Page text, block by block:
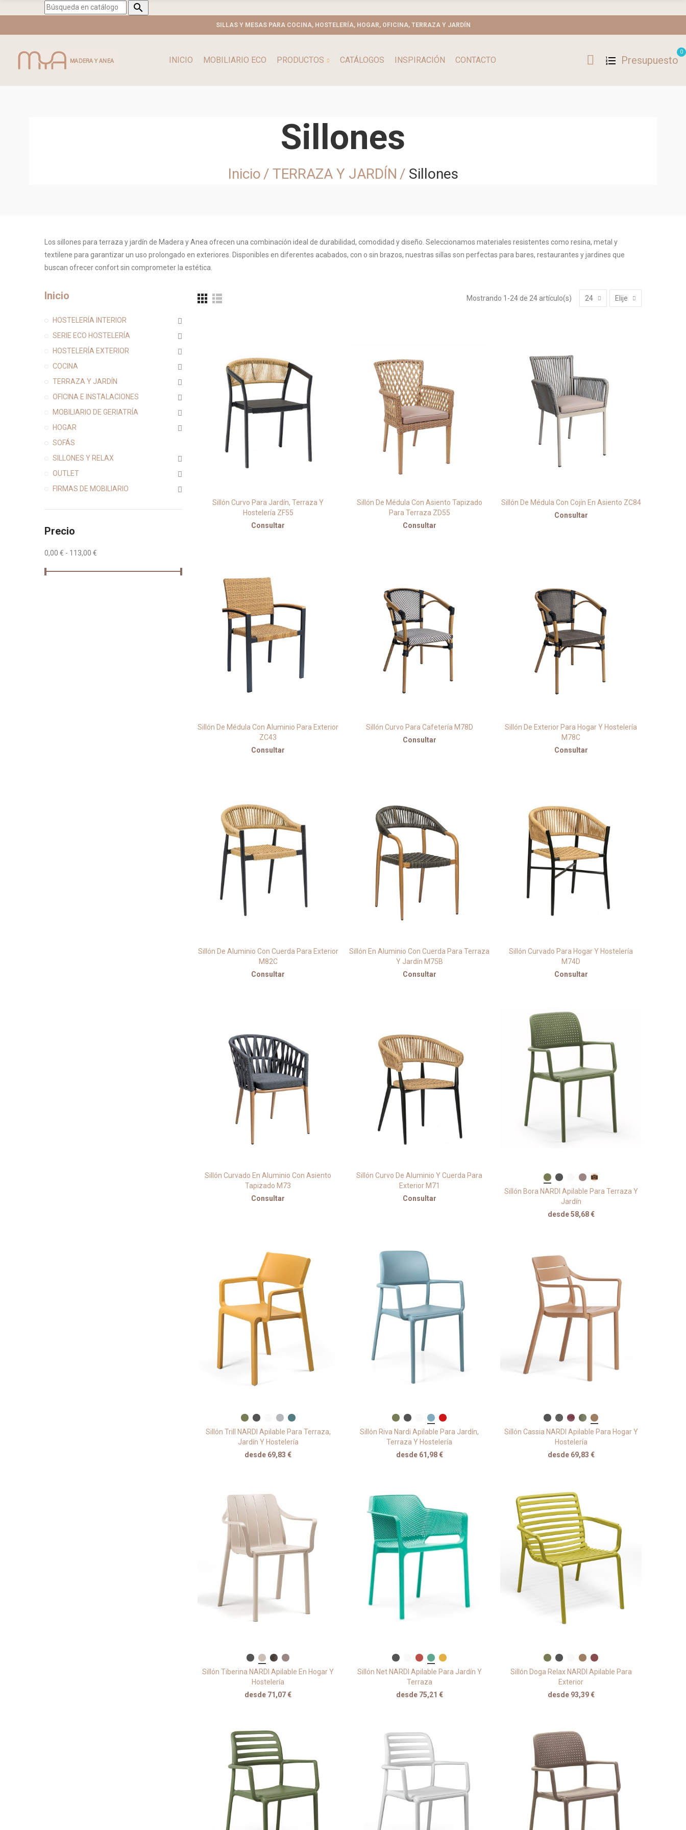

SILLAS Y MESAS PARA COCINA, HOSTELERÍA, HOGAR, OFICINA, TERRAZA Y JARDÍN
INICIO MOBILIARIO ECO PRODUCTOS CATÁLOGOS INSPIRACIÓN CONTACTO Presupuesto
0
Sillones
Inicio TERRAZA Y JARDÍN Sillones
Los sillones para terraza y jardín de Madera y Anea ofrecen una combinación ideal de durabilidad, comodidad y diseño. Seleccionamos materiales resistentes como resina, metal y
textilene para garantizar un uso prolongado en exteriores. Disponibles en diferentes acabados, con o sin brazos, nuestras sillas son perfectas para bares, restaurantes y jardines que
buscan ofrecer confort sin comprometer la estética.
Mostrando 1-24 de 24 artículo(s) 24 Elije
Sillón Curvo Para Jardín, Terraza Y
Hostelería ZF55
Consultar
Sillón De Médula Con Asiento Tapizado
Para Terraza ZD55
Consultar
Sillón De Médula Con Cojín En Asiento ZC84
Consultar
Sillón De Médula Con Aluminio Para Exterior
ZC43
Consultar
Sillón Curvo Para Cafetería M78D
Consultar
Sillón De Exterior Para Hogar Y Hostelería
M78C
Consultar
Sillón De Aluminio Con Cuerda Para Exterior
M82C
Consultar
Sillón En Aluminio Con Cuerda Para Terraza
Y Jardín M75B
Consultar
Sillón Curvado Para Hogar Y Hostelería
M74D
Consultar
Sillón Curvado En Aluminio Con Asiento
Tapizado M73
Consultar
Sillón Curvo De Aluminio Y Cuerda Para
Exterior M71
Consultar
Sillón Bora NARDI Apilable Para Terraza Y
Jardín
desde 58,68 €
Sillón Trill NARDI Apilable Para Terraza,
Jardín Y Hostelería
desde 69,83 €
Sillón Riva Nardi Apilable Para Jardín,
Terraza Y Hostelería
desde 61,98 €
Sillón Cassia NARDI Apilable Para Hogar Y
Hostelería
desde 69,83 €
Sillón Tiberina NARDI Apilable En Hogar Y
Hostelería
desde 71,07 €
Sillón Net NARDI Apilable Para Jardín Y
Terraza
desde 75,21 €
Sillón Doga Relax NARDI Apilable Para
Exterior
desde 93,39 €
Inicio
HOSTELERÍA INTERIOR
SERIE ECO HOSTELERÍA
HOSTELERÍA EXTERIOR
COCINA
TERRAZA Y JARDÍN
OFICINA E INSTALACIONES
MOBILIARIO DE GERIATRÍA
HOGAR
SOFÁS
SILLONES Y RELAX
OUTLET
FIRMAS DE MOBILIARIO
Precio
0,00 € - 113,00 €